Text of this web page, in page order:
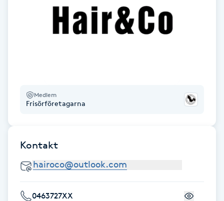
IPL hårborttagning
K18
Kemisk peeling
Medlem
Frisörföretagarna
Kontakt
0463727XX